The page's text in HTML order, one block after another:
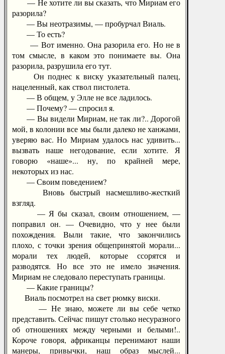
— Не хотите ли вы сказать, что Мириам его
разорила?
— Вы неотразимы, — пробурчал Виаль.
— То есть?
— Вот именно. Она разорила его. Но не в
том смысле, в каком это понимаете вы. Она
разорила, разрушила его тут.
Он поднес к виску указательный палец,
нацеленный, как ствол пистолета.
— В общем, у Элле не все ладилось.
— Почему? — спросил я.
— Вы видели Мириам, не так ли?.. Дорогой
мой, в колонии все мы были далеко не ханжами,
уверяю вас. Но Мириам удалось нас удивить...
вызвать наше негодование, если хотите. Я
говорю «наше»... ну, по крайней мере,
некоторых из нас.
— Своим поведением?
Вновь быстрый насмешливо-жесткий
взгляд.
— Я бы сказал, своим отношением, —
поправил он. — Очевидно, что у нее были
похождения. Выли такие, что закончились
плохо, с точки зрения общепринятой морали...
морали тех людей, которые ссорятся и
разводятся. Но все это не имело значения.
Мириам не следовало переступать границы.
— Какие границы?
Виаль посмотрел на свет рюмку виски.
— Не знаю, можете ли вы себе четко
представить. Сейчас пишут столько несуразного
об отношениях между черными и белыми!..
Короче говоря, африканцы перенимают наши
манеры, привычки, наш образ мыслей...